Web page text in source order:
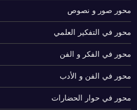
محور صور و نصوص
محور في التفكير العلمي
محور في الفكر و الفن
محور في الفن و الأدب
محور في حوار الحضارات